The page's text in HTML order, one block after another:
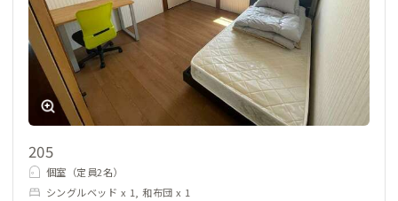
205
個室（定員2名）
シングルベッド x 1, 和布団 x 1